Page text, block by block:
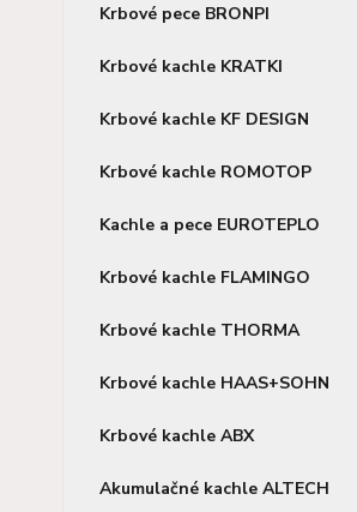
Krbové pece BRONPI
Krbové kachle KRATKI
Krbové kachle KF DESIGN
Krbové kachle ROMOTOP
Kachle a pece EUROTEPLO
Krbové kachle FLAMINGO
Krbové kachle THORMA
Krbové kachle HAAS+SOHN
Krbové kachle ABX
Akumulačné kachle ALTECH